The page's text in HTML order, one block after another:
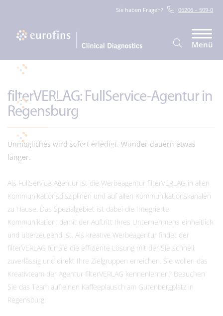
Sie haben Fragen? 06206 – 509-0
Menü
filterVERLAG: FullService-Agentur in
Regensburg
Unmögliches wird sofort erledigt, Wunder dauern etwas
länger.
Als FullService-Agentur ist die Werbeagentur filterVERLAG in allen
Kommunikationsdisziplinen und auf allen Kommunikationskanälen
zu Hause. Das Spezialgebiet ist dabei die Integrierte
Kommunikation: damit der Auftritt Ihres Unternehmens einheitlich
und überzeugend ist. Als kreative Werbeagentur findet der
filterVERLAG für Sie die effiziente Lösung mit der Sie schnell,
zuverlässig und direkt Ihre Zielgruppen erreichen. Sie wollen das
Kreativteam der Agentur filterVERLAG kennenlernen? Besuchen
Sie das Team auf einen Kaffeeplausch am Gutenbergplatz in
Regensburg!